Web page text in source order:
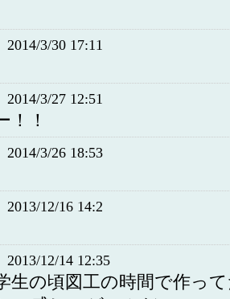
2014/3/30 17:11
2014/3/27 12:51
！！
2014/3/26 18:53
2013/12/16 14:2
2013/12/14 12:35
生の頃図工の時間で作っ